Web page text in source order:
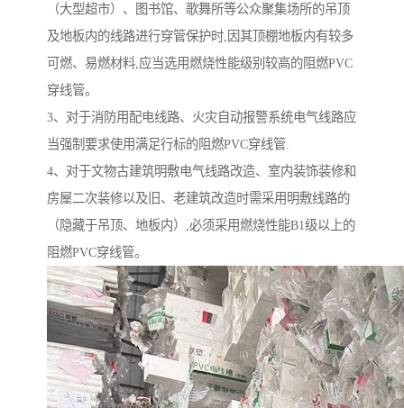
（大型超市）、图书馆、歌舞所等公众聚集场所的吊顶
及地板内的线路进行穿管保护时,因其顶棚地板内有较多
可燃、易燃材料,应当选用燃烧性能级别较高的阻燃PVC
穿线管。
3、对于消防用配电线路、火灾自动报警系统电气线路应
当强制要求使用满足行标的阻燃PVC穿线管.
4、对于文物古建筑明敷电气线路改造、室内装饰装修和
房屋二次装修以及旧、老建筑改造时需采用明敷线路的
（隐藏于吊顶、地板内）,必须采用燃烧性能B1级以上的
阻燃PVC穿线管。